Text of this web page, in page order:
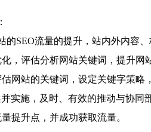
SEO流量的提升，站内外内容、
评估分析网站关键词，提升网
站的关键词，设定关键字策略
施，及时、有效的推动与协同
升点，并成功获取流量。